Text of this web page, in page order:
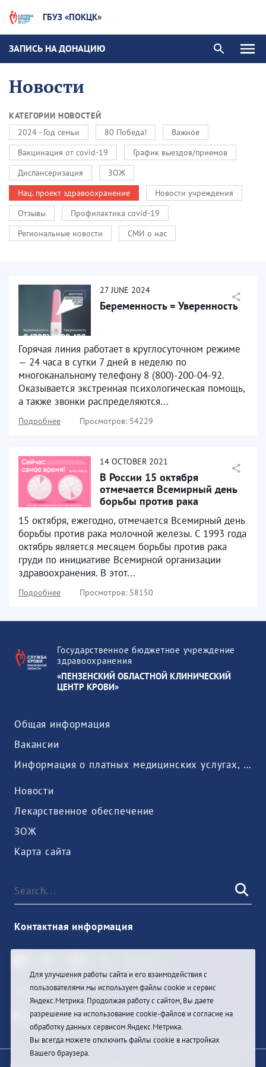
ГБУЗ «ПОКЦК»
ЗАПИСЬ НА ДОНАЦИЮ
Новости
КАТЕГОРИИ НОВОСТЕЙ
2024 - Год семьи
80 Победа!
Важное
Вакцинация от covid-19
График выездов/приемов
Диспансеризация
ЗОЖ
Нац. проект здравоохранение
Новости учреждения
Отзывы
Профилактика covid-19
Региональные новости
СМИ о нас
27 JUNE 2024
Беременность = Уверенность
Горячая линия работает в круглосуточном режиме
— 24 часа в сутки 7 дней в неделю по
многоканальному телефону 8 (800)-200-04-92.
Оказывается экстренная психологическая помощь,
а также звонки распределяются...
Подробнее Просмотров: 54229
14 OCTOBER 2021
В России 15 октября
отмечается Всемирный день
борьбы против рака
15 октября, ежегодно, отмечается Всемирный день
борьбы против рака молочной железы. С 1993 года
октябрь является месяцем борьбы против рака
груди по инициативе Всемирной организации
здравоохранения. В этот...
Подробнее Просмотров: 58150
Государственное бюджетное учреждение
здравоохранения
«ПЕНЗЕНСКИЙ ОБЛАСТНОЙ КЛИНИЧЕСКИЙ
ЦЕНТР КРОВИ»
Общая информация
Вакансии
Информация о платных медицинских услугах, предоставляемых медицинской организацией
Новости
Лекарственное обеспечение
ЗОЖ
Карта сайта
Контактная информация
Sign In
Для улучшения работы сайта и его взаимодействия с
пользователями мы используем файлы cookie и сервис
Яндекс.Метрика. Продолжая работу с сайтом, Вы даете
разрешение на использование cookie-файлов и согласие на
обработку данных сервисом Яндекс.Метрика.
Вы всегда можете отключить файлы cookie в настройках
Вашего браузера.